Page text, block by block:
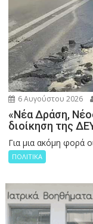
6 Αυγούστου 2026
«Νέα Δράση,
διοίκηση της
Για μια ακόμη φορά
ΠΟΛΙΤΙΚΑ